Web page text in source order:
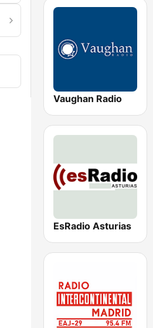
Vaughan Radio
EsRadio Asturias